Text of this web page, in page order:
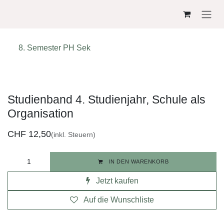
8. Semester PH Sek
Studienband 4. Studienjahr, Schule als
Organisation
CHF 12,50(inkl. Steuern)
IN DEN WARENKORB
Jetzt kaufen
Auf die Wunschliste